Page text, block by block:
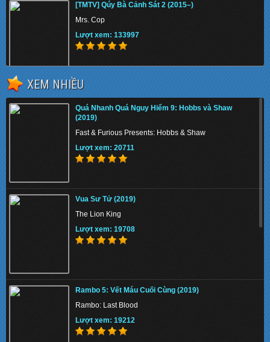
[TMTV] Qúy Bà Cảnh Sát 2 (2015–)
Mrs. Cop
Lượt xem: 133997
Chiến Binh Puli (2015)
Puli
Kẻ Cắp Tia Chớp: Biển Quái Vật (2013)
Percy Jackson: Sea of Monsters
Lượt xem: 137555
Tình Sử Jang Ok Jung ()
Jang Ok Jung Live for love - SBS
Lượt xem: 130365
XEM NHIỀU
Quá Nhanh Quá Nguy Hiểm 9: Hobbs và Shaw
(2019)
Fast & Furious Presents: Hobbs & Shaw
Lượt xem: 20711
Vua Sư Tử (2019)
The Lion King
Lượt xem: 19708
Rambo 5: Vết Máu Cuối Cùng (2019)
Rambo: Last Blood
Lượt xem: 19212